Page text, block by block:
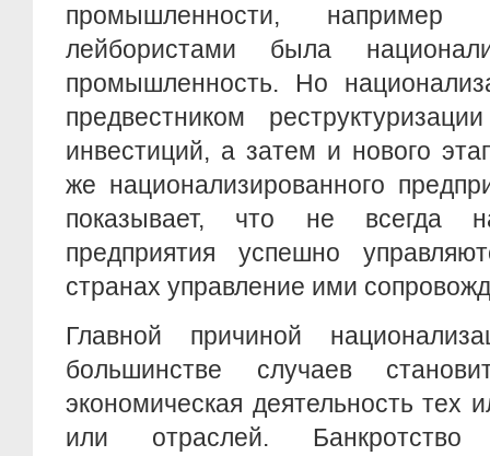
промышленности, например
лейбористами была
промышленность. Но
предвестником
инвестиций, а затем и нового
же национализированного
показывает, что не всегда
предприятия успешно
странах управление ими
Главной причиной
большинстве случаев
экономическая деятельность тех
или отраслей. Банкротство